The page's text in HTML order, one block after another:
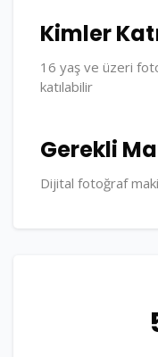
Kimler
16 yaş ve üzeri
katılabilir
Gerekli
Dijital fotoğraf